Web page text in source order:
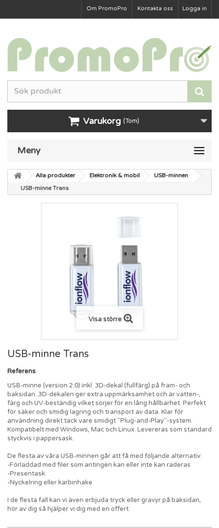
Logga in
Kontakta oss
Om PromoPro
Varukorg (Tom)
Meny
Alla produkter Elektronik & mobil
USB-minnen
USB-minne Trans
Visa större
USB-minne Trans
Referens
USB-minne (version 2.0) inkl. 3D-dekal (fullfärg) på fram- och
baksidan. 3D-dekalen ger extra uppmärksamhet och är vatten-,
färg och UV-beständig vilket sörjer för en lång hållbarhet. Perfekt
för säker och smidig lagring och transport av data. Klar för
användning direkt tack vare smidigt "Plug-and-Play"-system.
Kompatibelt med Windows, Mac och Linux. Levereras som standard
styckvis i pappersask.
De flesta av våra USB-minnen går att få med följande alternativ:
-Förladdad med filer som antingen kan eller inte kan raderas
-Presentask
-Nyckelring eller karbinhake
I de flesta fall kan vi även erbjuda tryck eller gravyr på baksidan,
hör av dig så hjälper vi dig med en offert.